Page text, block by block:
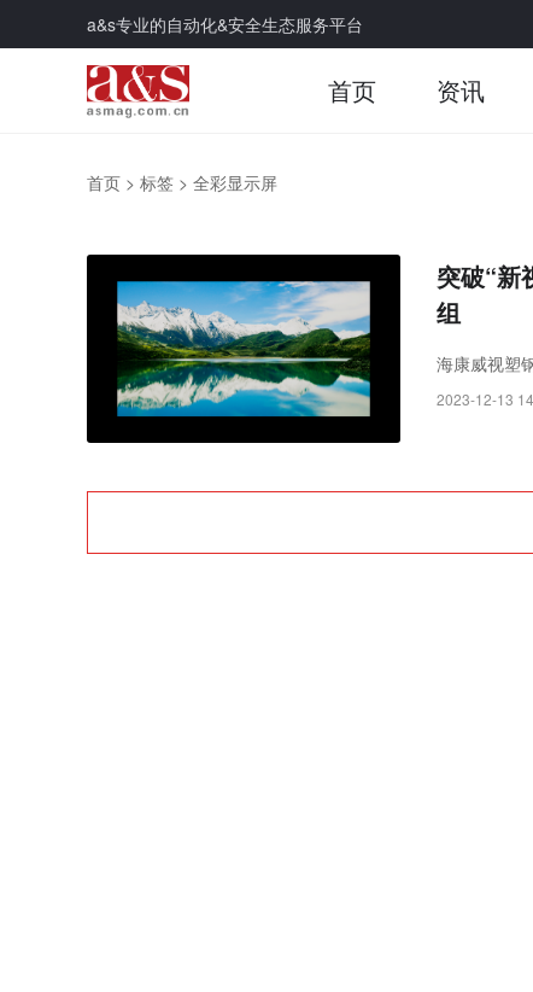
a&s专业的自动化&安全生态服务平台
首页 资讯
首页 > 标签 > 全彩显示屏
突破“
组
海康威视塑
2023-12-13
Raythink